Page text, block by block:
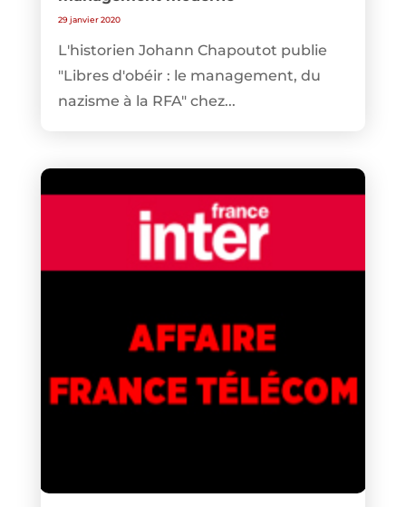
29 janvier 2020
L'historien Johann Chapoutot publie
"Libres d'obéir : le management, du
nazisme à la RFA" chez...